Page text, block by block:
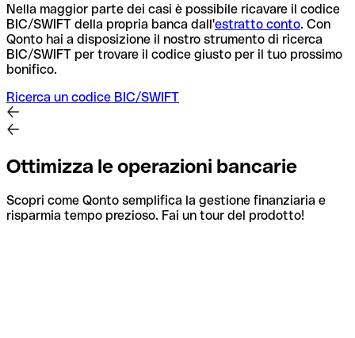
Nella maggior parte dei casi è possibile ricavare il codice
BIC/SWIFT della propria banca dall'estratto conto. Con
Qonto hai a disposizione il nostro strumento di ricerca
BIC/SWIFT per trovare il codice giusto per il tuo prossimo
bonifico.
Ricerca un codice BIC/SWIFT
Ottimizza le operazioni bancarie
Scopri come Qonto semplifica la gestione finanziaria e
risparmia tempo prezioso. Fai un tour del prodotto!